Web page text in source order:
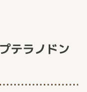
テラノドン